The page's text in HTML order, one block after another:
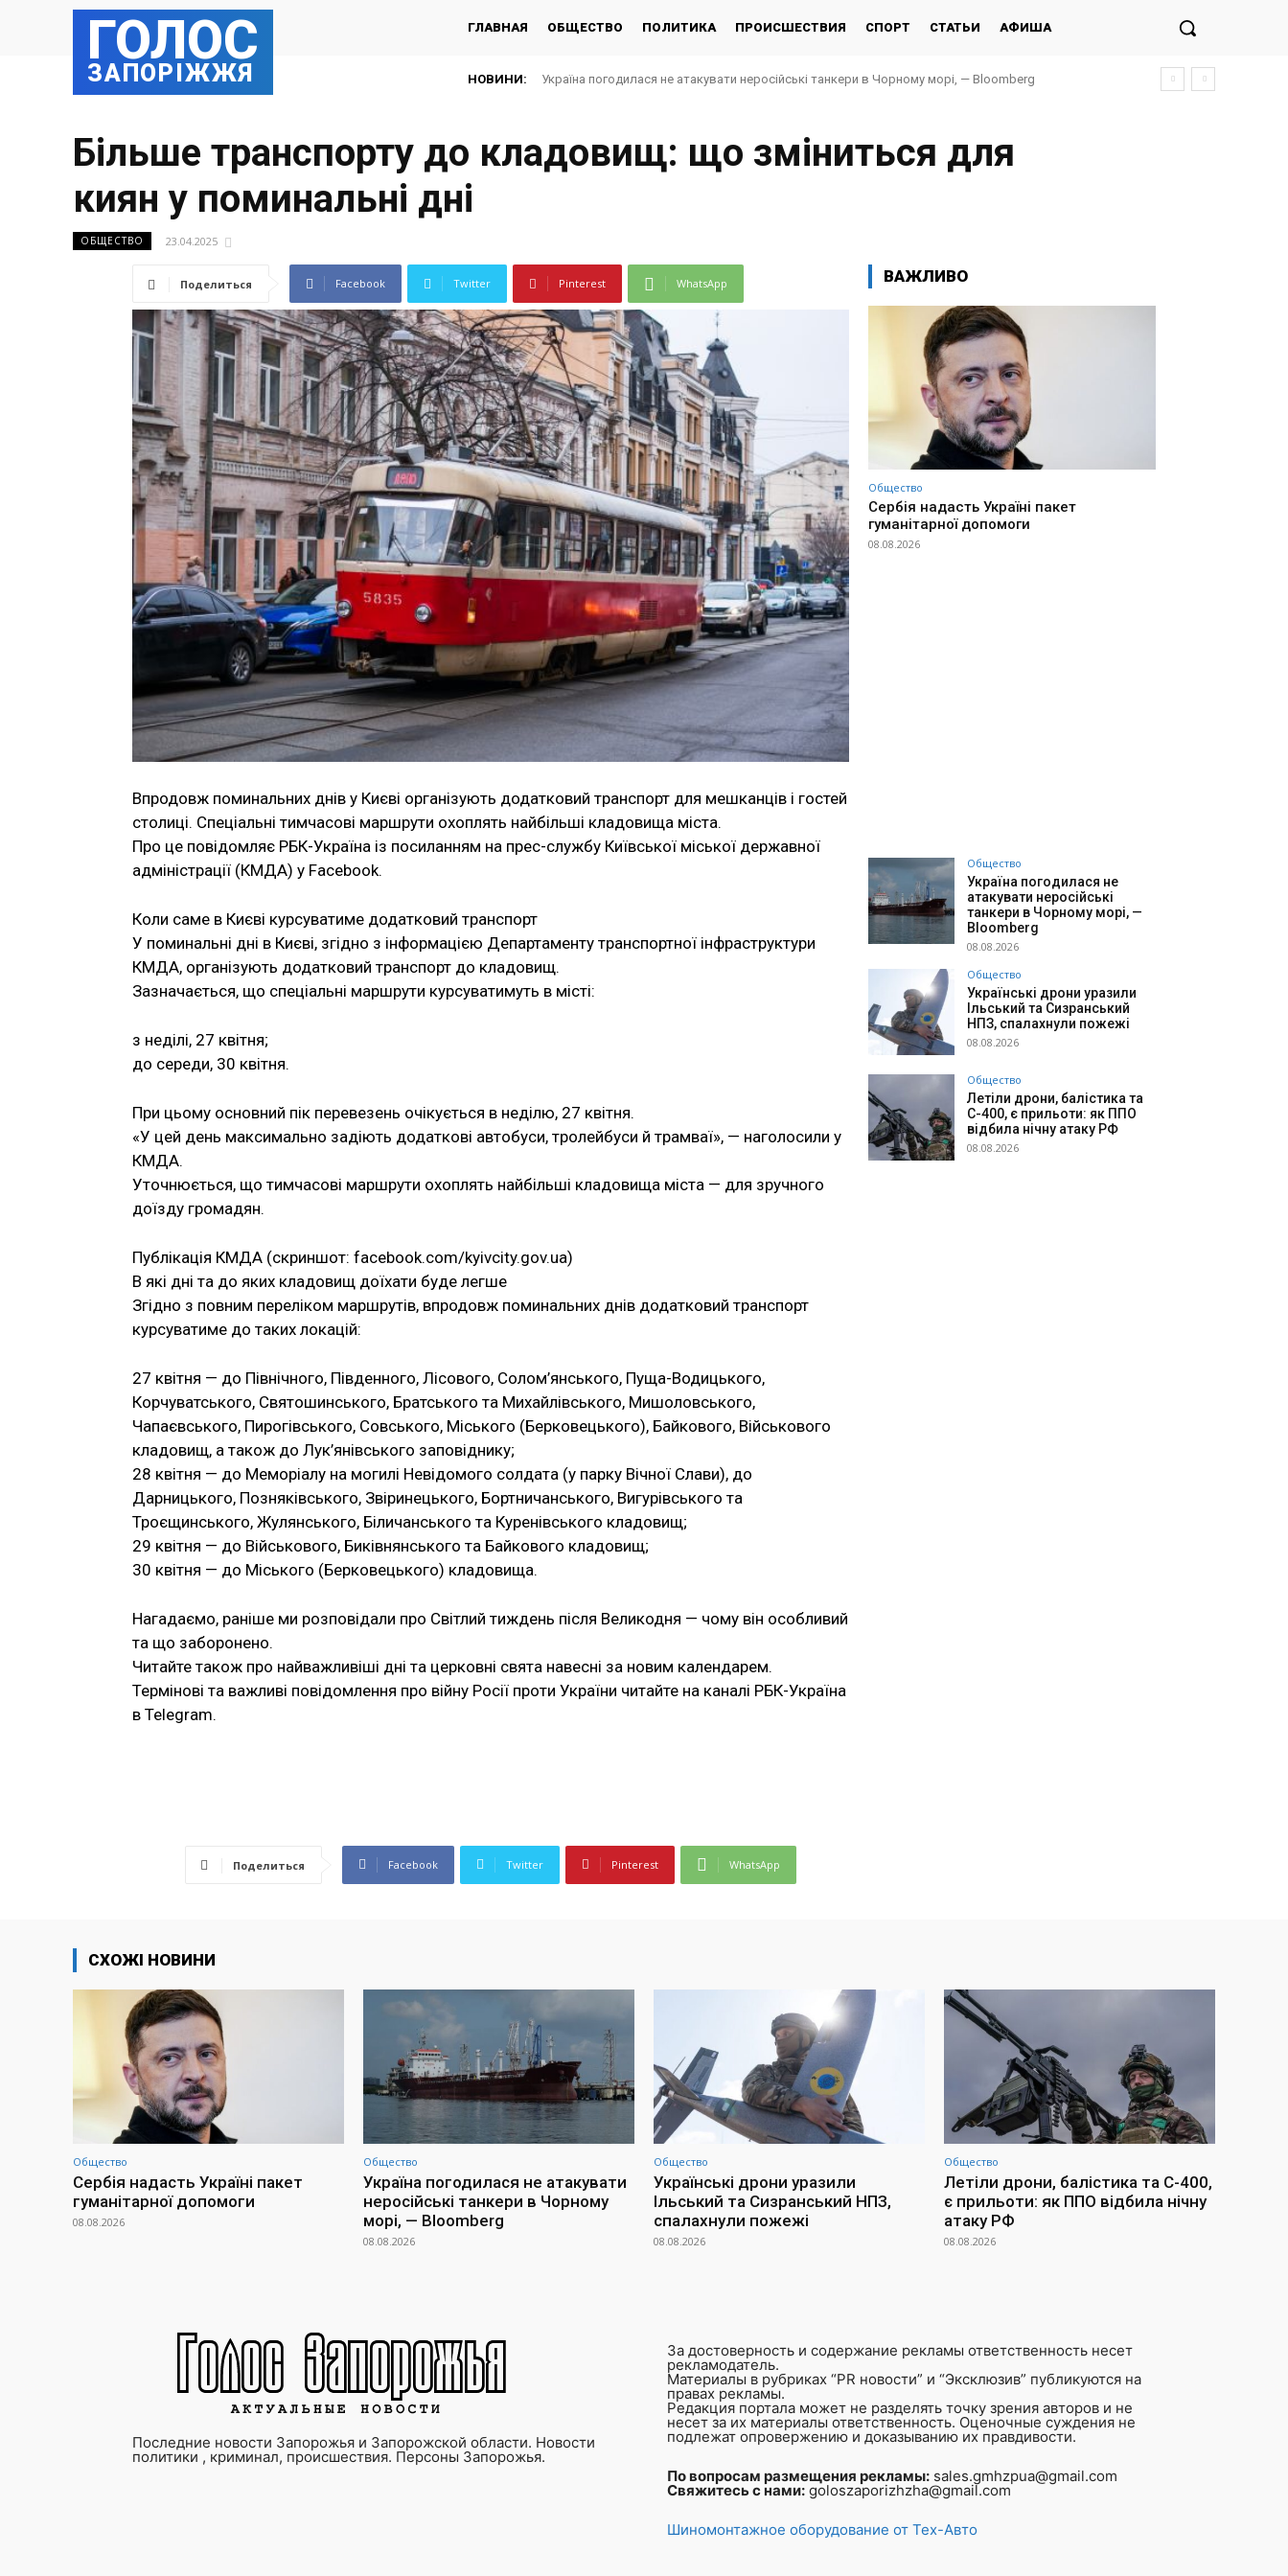
ГОЛОС
ЗАПОРІЖЖЯ
ГЛАВНАЯ ОБЩЕСТВО ПОЛИТИКА ПРОИСШЕСТВИЯ СПОРТ СТАТЬИ АФИША
НОВИНИ: Україна погодилася не атакувати неросійські танкери в Чорному морі, — Bloomberg
Більше транспорту до кладовищ: що зміниться для
киян у поминальні дні
ОБЩЕСТВО 23.04.2025
Поделиться Facebook Twitter Pinterest WhatsApp
Впродовж поминальних днів у Києві організують додатковий транспорт для мешканців і гостей
столиці. Спеціальні тимчасові маршрути охоплять найбільші кладовища міста.
Про це повідомляє РБК-Україна із посиланням на прес-службу Київської міської державної
адміністрації (КМДА) у Facebook.
Коли саме в Києві курсуватиме додатковий транспорт
У поминальні дні в Києві, згідно з інформацією Департаменту транспортної інфраструктури
КМДА, організують додатковий транспорт до кладовищ.
Зазначається, що спеціальні маршрути курсуватимуть в місті:
з неділі, 27 квітня;
до середи, 30 квітня.
При цьому основний пік перевезень очікується в неділю, 27 квітня.
«У цей день максимально задіють додаткові автобуси, тролейбуси й трамваї», — наголосили у
КМДА.
Уточнюється, що тимчасові маршрути охоплять найбільші кладовища міста — для зручного
доїзду громадян.
Публікація КМДА (скриншот: facebook.com/kyivcity.gov.ua)
В які дні та до яких кладовищ доїхати буде легше
Згідно з повним переліком маршрутів, впродовж поминальних днів додатковий транспорт
курсуватиме до таких локацій:
27 квітня — до Північного, Південного, Лісового, Солом’янського, Пуща-Водицького,
Корчуватського, Святошинського, Братського та Михайлівського, Мишоловського,
Чапаєвського, Пирогівського, Совського, Міського (Берковецького), Байкового, Військового
кладовищ, а також до Лук’янівського заповіднику;
28 квітня — до Меморіалу на могилі Невідомого солдата (у парку Вічної Слави), до
Дарницького, Позняківського, Звіринецького, Бортничанського, Вигурівського та
Троєщинського, Жулянського, Біличанського та Куренівського кладовищ;
29 квітня — до Військового, Биківнянського та Байкового кладовищ;
30 квітня — до Міського (Берковецького) кладовища.
Нагадаємо, раніше ми розповідали про Світлий тиждень після Великодня — чому він особливий
та що заборонено.
Читайте також про найважливіші дні та церковні свята навесні за новим календарем.
Термінові та важливі повідомлення про війну Росії проти України читайте на каналі РБК-Україна
в Telegram.
Поделиться Facebook Twitter Pinterest WhatsApp
ВАЖЛИВО
Общество
Сербія надасть Україні пакет
гуманітарної допомоги
08.08.2026
Общество
Україна погодилася не
атакувати неросійські
танкери в Чорному морі, —
Bloomberg
08.08.2026
Общество
Українські дрони уразили
Ільський та Сизранський
НПЗ, спалахнули пожежі
08.08.2026
Общество
Летіли дрони, балістика та
С-400, є прильоти: як ППО
відбила нічну атаку РФ
08.08.2026
СХОЖІ НОВИНИ
Общество
Сербія надасть Україні пакет
гуманітарної допомоги
08.08.2026
Общество
Україна погодилася не атакувати
неросійські танкери в Чорному
морі, — Bloomberg
08.08.2026
Общество
Українські дрони уразили
Ільський та Сизранський НПЗ,
спалахнули пожежі
08.08.2026
Общество
Летіли дрони, балістика та С-400,
є прильоти: як ППО відбила нічну
атаку РФ
08.08.2026
Последние новости Запорожья и Запорожской области. Новости
политики , криминал, происшествия. Персоны Запорожья.
За достоверность и содержание рекламы ответственность несет
рекламодатель.
Материалы в рубриках “PR новости” и “Эксклюзив” публикуются на
правах рекламы.
Редакция портала может не разделять точку зрения авторов и не
несет за их материалы ответственность. Оценочные суждения не
подлежат опровержению и доказыванию их правдивости.
По вопросам размещения рекламы: sales.gmhzpua@gmail.com
Свяжитесь с нами: goloszaporizhzha@gmail.com
Шиномонтажное оборудование от Тех-Авто